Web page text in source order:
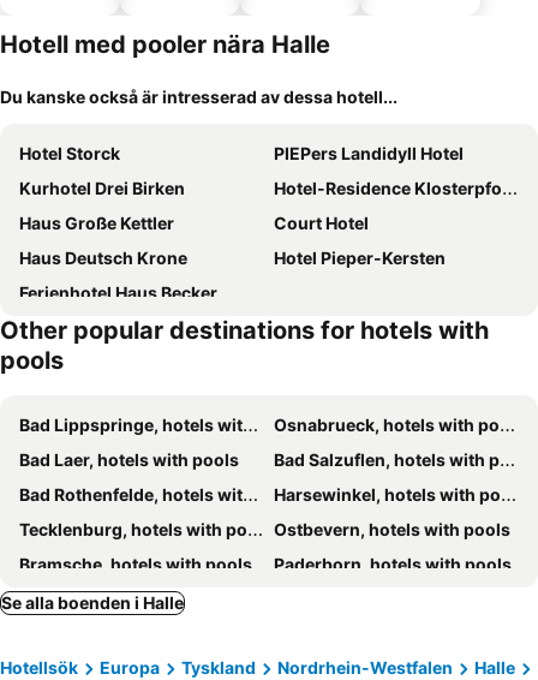
Hotell med pooler nära Halle
Du kanske också är intresserad av dessa hotell...
Hotel Storck
PIEPers Landidyll Hotel
Kurhotel Drei Birken
Hotel-Residence Klosterpforte
Haus Große Kettler
Court Hotel
Haus Deutsch Krone
Hotel Pieper-Kersten
Ferienhotel Haus Becker
Other popular destinations for hotels with
pools
Bad Lippspringe, hotels with pools
Osnabrueck, hotels with pools
Bad Laer, hotels with pools
Bad Salzuflen, hotels with pools
Bad Rothenfelde, hotels with pools
Harsewinkel, hotels with pools
Tecklenburg, hotels with pools
Ostbevern, hotels with pools
Bramsche, hotels with pools
Paderborn, hotels with pools
Minden, hotels with pools
Horn-Bad Meinberg, hotels with pools
Geseke, hotels with pools
Se alla boenden i Halle
Hotellsök Europa Tyskland Nordrhein-Westfalen
Halle